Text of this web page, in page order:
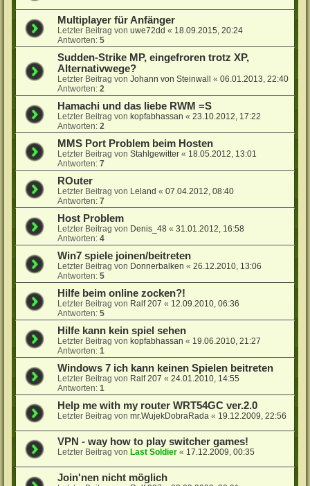
Multiplayer für Anfänger
Letzter Beitrag vonuwe72dd « 18.09.2015, 20:24
Antworten:5
Sudden-Strike MP, eingefroren trotz XP,
Alternativwege?
Letzter Beitrag vonJohann von Steinwall «06.01.2013, 22:40
Antworten:2
Hamachi und das liebe RWM =S
Letzter Beitrag von kopfabhassan «23.10.2012, 17:22
Antworten:2
MMS Port Problem beim Hosten
Letzter Beitrag vonStahlgewitter « 18.05.2012, 13:01
Antworten:7
ROuter
Letzter Beitrag von Leland «07.04.2012, 08:40
Antworten:7
Host Problem
Letzter Beitrag von Denis_48 «31.01.2012, 16:58
Antworten:4
Win7 spiele joinen/beitreten
Letzter Beitrag von Donnerbalken «26.12.2010, 13:06
Antworten:5
Hilfe beim online zocken?!
Letzter Beitrag von Ralf 207 « 12.09.2010, 06:36
Antworten:5
Hilfe kann kein spiel sehen
Letzter Beitrag von kopfabhassan « 19.06.2010, 21:27
Antworten:1
Windows 7 ich kann keinen Spielen beitreten
Letzter Beitrag von Ralf 207 «24.01.2010, 14:55
Antworten:1
Help me with my router WRT54GC ver.2.0
Letzter Beitrag vonmr.WujekDobraRada « 19.12.2009, 22:56
VPN - way how to play switcher games!
Letzter Beitrag von Last Soldier « 17.12.2009, 00:35
Join'nen nicht möglich